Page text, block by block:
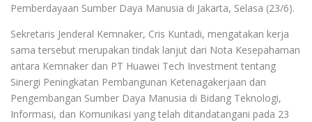
Pemberdayaan Sumber Daya Manusia di Jakarta, Selasa (23/6).
Sekretaris Jenderal Kemnaker, Cris Kuntadi, mengatakan kerja
sama tersebut merupakan tindak lanjut dari Nota Kesepahaman
antara Kemnaker dan PT Huawei Tech Investment tentang
Sinergi Peningkatan Pembangunan Ketenagakerjaan dan
Pengembangan Sumber Daya Manusia di Bidang Teknologi,
Informasi, dan Komunikasi yang telah ditandatangani pada 23